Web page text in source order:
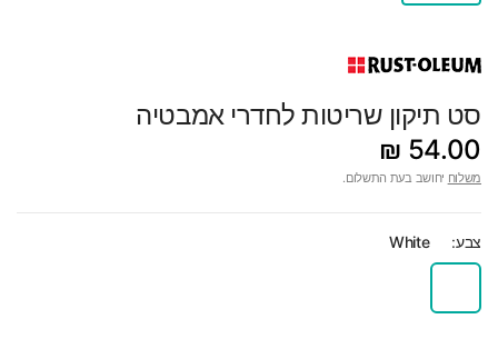
סט תיקון שריטות לחדרי אמבטיה
54.00 ₪
משלוח יחושב בעת התשלום.
צבע: White